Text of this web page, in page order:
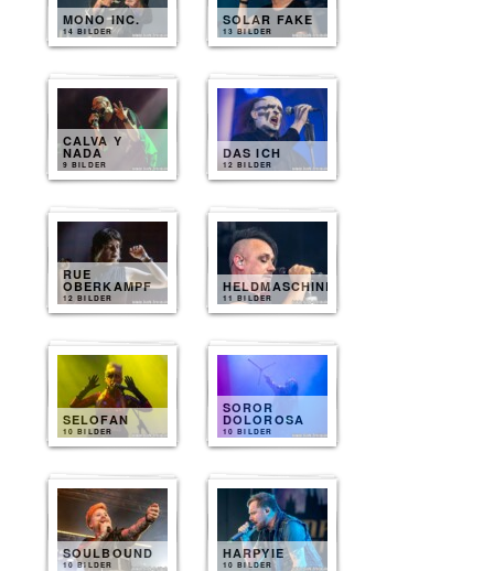
MONO INC.
14 BILDER
SOLAR FAKE
13 BILDER
CALVA Y
NADA
9 BILDER
DAS ICH
12 BILDER
RUE
OBERKAMPF
12 BILDER
HELDMASCHINE
11 BILDER
SELOFAN
10 BILDER
SOROR
DOLOROSA
10 BILDER
SOULBOUND
10 BILDER
HARPYIE
10 BILDER